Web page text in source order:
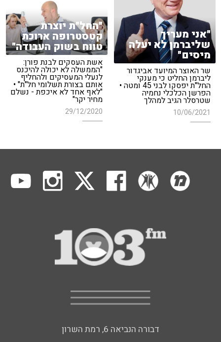
"אני מעריך
שליברמן לא יעלה
מיסים"
שר האוצר המיועד אביגדור
ליברמן החליט כי מענקי
החל"ת יפסקו לבני 45 ומטה •
הפרשן הכלכלי נחמיה
שטרסלר הגיב למהלך
10/06/2021
"החל"ת יוצרת
קטסטרופה ארוכת
טווח בשוק העבודה"
אשת העסקים לבנת פורן:
"הממשלה לא יכולה להיכנס
לנעלי המעסיקים ולהחליף
אותם בצורת תשלומי חל"ת" •
"לאף אחד לא איכפת - נשלם
מחיר יקר"
29/12/2020
דבורה הנביאה 6, רמת השרון